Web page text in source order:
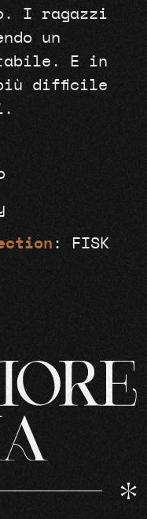
I ragazzi
un
E in
più difficile
: FISK